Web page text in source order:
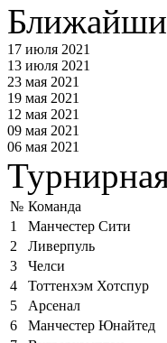
17 июля 2021
13 июля 2021
23 мая 2021
19 мая 2021
12 мая 2021
09 мая 2021
06 мая 2021
№ Команда
1
Манчестер Сити
2
Ливерпуль
3
Челси
4
Тоттенхэм Хотспур
5
Арсенал
6
Манчестер Юнайтед